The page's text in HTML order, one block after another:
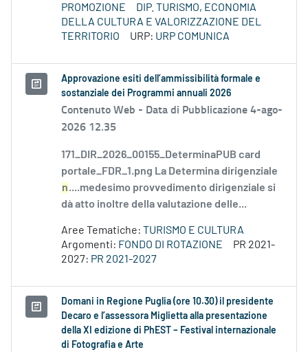
PROMOZIONE
DIP. TURISMO, ECONOMIA
DELLA CULTURA E VALORIZZAZIONE DEL
TERRITORIO
URP: URP COMUNICA
Approvazione esiti dell’ammissibilità formale e
sostanziale dei Programmi annuali 2026
Contenuto Web - Data di Pubblicazione 4-ago-
2026 12.35
171_DIR_2026_00155_DeterminaPUB card
portale_FDR_1.png La Determina dirigenziale
n....medesimo provvedimento dirigenziale si
dà atto inoltre della valutazione delle...
Aree Tematiche: TURISMO E CULTURA
Argomenti: FONDO DI ROTAZIONE
PR 2021-
2027: PR 2021-2027
Domani in Regione Puglia (ore 10.30) il presidente
Decaro e l’assessora Miglietta alla presentazione
della XI edizione di PhEST – Festival internazionale
di Fotografia e Arte